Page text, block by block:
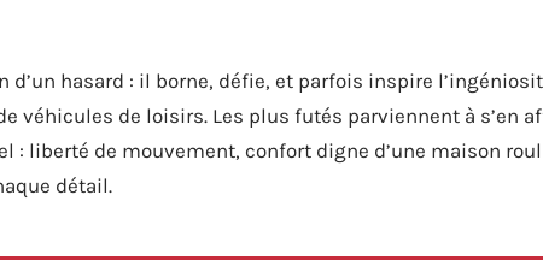
d’un hasard : il borne, défie, et parfois inspire
véhicules de loisirs. Les plus futés parviennent à s’en
: liberté de mouvement, confort digne d’une maison
détail.